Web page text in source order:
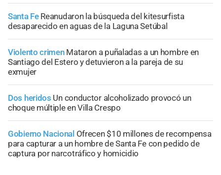
Santa Fe Reanudaron la búsqueda del kitesurfista
desaparecido en aguas de la Laguna Setúbal
Violento crimen Mataron a puñaladas a un hombre en
Santiago del Estero y detuvieron a la pareja de su
exmujer
Dos heridos Un conductor alcoholizado provocó un
choque múltiple en Villa Crespo
Gobierno Nacional Ofrecen $10 millones de recompensa
para capturar a un hombre de Santa Fe con pedido de
captura por narcotráfico y homicidio